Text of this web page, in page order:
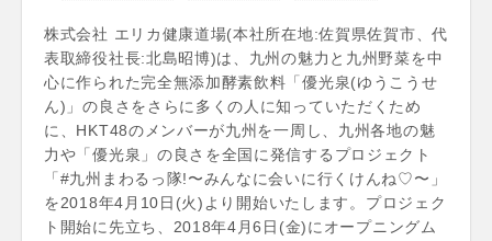
株式会社 エリカ健康道場(本社所在地:佐賀県佐賀市、代
表取締役社⻑:北島昭博)は、九州の魅力と九州野菜を中
心に作られた完全無添加酵素飲料「優光泉(ゆうこうせ
ん)」の良さをさらに多くの人に知っていただくため
に、HKT48のメンバーが九州を一周し、九州各地の魅
力や「優光泉」の良さを全国に発信するプロジェクト
「#九州まわるっ隊!〜みんなに会いに行くけんね♡〜」
を2018年4月10日(火)より開始いたします。プロジェク
ト開始に先立ち、2018年4月6日(金)にオープニングム